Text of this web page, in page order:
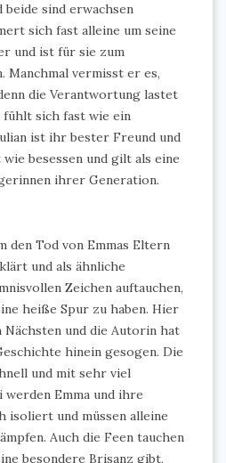
beide sind erwachsen
sich fast alleine um seine
und ist für sie zum
Manchmal vermisst er es,
die Verantwortung lastet
fühlt sich fast wie ein
ist ihr bester Freund und
besessen und gilt als eine
ihrer Generation.
den Tod von Emmas Eltern
und als ähnliche
Zeichen auftauchen,
heiße Spur zu haben. Hier
und die Autorin hat
hinein gesogen. Die
und mit sehr viel
werden Emma und ihre
isoliert und müssen alleine
Auch die Feen tauchen
besondere Brisanz gibt,